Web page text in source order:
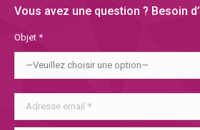
Vous avez une question ? Besoin
Objet *